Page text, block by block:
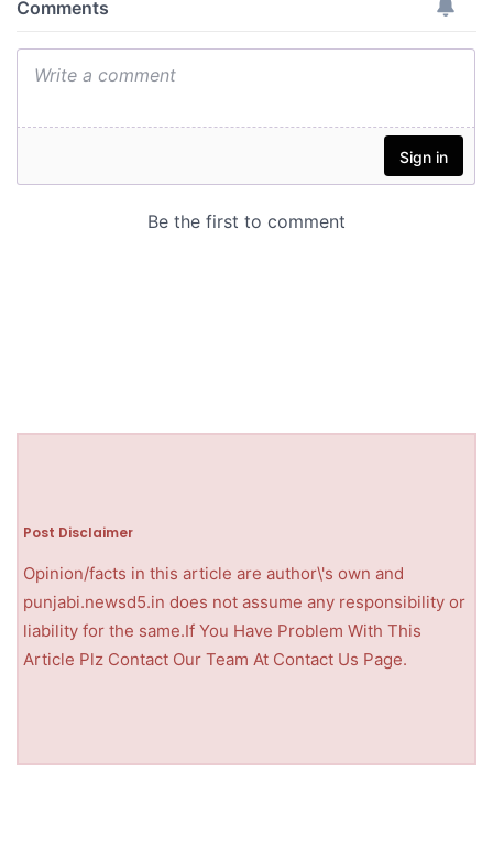
Post Disclaimer
Opinion/facts in this article are author\'s own and
punjabi.newsd5.in does not assume any responsibility or
liability for the same.If You Have Problem With This
Article Plz Contact Our Team At Contact Us Page.